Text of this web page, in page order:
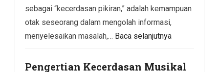
sebagai “kecerdasan pikiran,” adalah kemampuan
otak seseorang dalam mengolah informasi,
menyelesaikan masalah,… Baca selanjutnya
Pengertian Kecerdasan Musikal